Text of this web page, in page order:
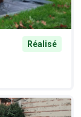
Réalisé